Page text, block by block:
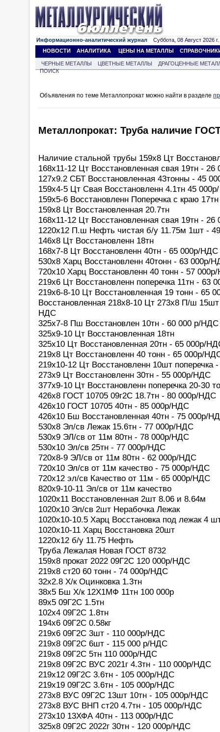
Информационно-аналитический журнал Суббота, 08 Август 2026 г.
НОВОСТИ
АНАЛИТИКА ЦЕНЫ НА МЕТАЛЛЫ
ЧЕРНЫЕ МЕТАЛЛЫ ЦВЕТНЫЕ МЕТАЛЛЫ
ДРАГОЦЕННЫЕ
ПОИСК
Объявления по теме Металлопрокат можно найти в разделе
Металлопрокат: Труба наличие
Наличие стальной трубы 159х8 Цт
168х11-12 Цт Восстановленная свая 19тн - 26
127х9.2 СБТ Восстановленная 43тонны - 45
159х4-5 Цт Свая Восстановленн 4.1тн 45 000р/
159х5-6 Восстановленн Поперечка с краю
159х8 Цт Восстановленная 20.7тн
168х11-12 Цт Восстановленная свая 19тн - 26
1220х12 П.ш Нефть чистая б/у 11.75м 1шт -
146х8 Цт Восстановленн 18тн
168х7-8 Цт Восстановленн 40тн - 65 000р/НДС
530х8 Харц Восстановленн 40тонн - 63 000р/
720х10 Харц Восстановленн 40 тонн - 57
219х6 Цт Восстановленн поперечка 11тн - 63
219х6-8-10 Цт Восстановленная 19 тонн - 65
Восстановленная 218х8-10 Цт 273х8 П/ш
НДС
325х7-8 Пш Восстановлен 10тн - 60 000 р/НДС
325х9-10 Цт Восстановленная 18тн
325х10 Цт Восстановленная 20тн - 65 000р/
219х8 Цт Восстановленн 40 тонн - 65 000р/
219х10-12 Цт Восстановленн 10шт поперечка
273х9 Цт Восстановленн 30тн - 55 000р/НДС
377х9-10 Цт Восстановленн поперечка 20-30
426х8 ГОСТ 10705 09г2С 18.7тн - 80 000р/НДС
426х10 ГОСТ 10705 40тн - 85 000р/НДС
426х10 Бш Восстановленная 40тн - 75 000р/
530х8 Эл/св Лежак 15.6тн - 77 000р/НДС
530х9 ЭЛ/св от 11м 80тн - 78 000р/НДС
530х10 Эл/св 25тн - 77 000р/НДС
720х8-9 ЭЛ/св от 11м 80тн - 62 000р/НДС
720х10 Эл/св от 11м качество - 75 000р/НДС
720х12 эл/св Качество от 11м - 65 000р/НДС
820х9-10-11 Эл/св от 11м качество
1020х11 Восстановленная 2шт 8.06 и 8.64м
1020х10 Эл/св 2шт Нерабочка Лежак
1020х10-10.5 Харц Восстановка под лежак 4
1020х10-11 Харц Восстановка 20шт
1220х12 б/у 11.75 Нефть
Труба Лежалая Новая ГОСТ 8732
159х8 прокат 2022 09Г2С 120 000р/НДС
219х8 ст20 60 тонн - 74 000р/НДС
32х2.8 Х/к Оцинковка 1.3тн
38х5 Бш Х/к 12Х1МФ 11тн 100 000р
89х5 09Г2С 1.5тн
102х4 09Г2С 1.8тн
194х6 09Г2С 0.58кг
219х6 09Г2С 3шт - 110 000р/НДС
219х8 09Г2С 6шт - 115 000 р/НДС
219х8 09Г2С 5тн 110 000р/НДС
219х8 09Г2С ВУС 2021г 4.3тн - 110 000р/НДС
219х12 09Г2С 3.6тн - 105 000р/НДС
219х19 09Г2С 3.6тн - 105 000р/НДС
273х8 ВУС 09Г2С 13шт 10тн - 105 000р/НДС
273х8 ВУС ВНП ст20 4.7тн - 105 000р/НДС
273х10 13ХФА 40тн - 113 000р/НДС
325х8 09Г2С 2022г 30тн - 120 000р/НДС